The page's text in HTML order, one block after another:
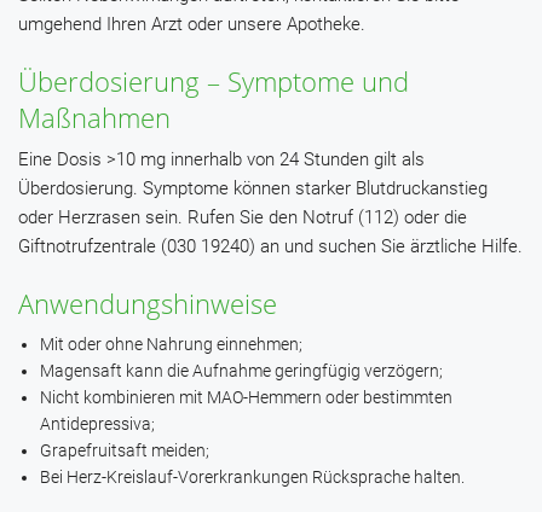
umgehend Ihren Arzt oder unsere Apotheke.
Überdosierung – Symptome und
Maßnahmen
Eine Dosis >10 mg innerhalb von 24 Stunden gilt als
Überdosierung. Symptome können starker Blutdruckanstieg
oder Herzrasen sein. Rufen Sie den Notruf (112) oder die
Giftnotrufzentrale (030 19240) an und suchen Sie ärztliche Hilfe.
Anwendungshinweise
Mit oder ohne Nahrung einnehmen;
Magensaft kann die Aufnahme geringfügig verzögern;
Nicht kombinieren mit MAO-Hemmern oder bestimmten
Antidepressiva;
Grapefruitsaft meiden;
Bei Herz-Kreislauf-Vorerkrankungen Rücksprache halten.